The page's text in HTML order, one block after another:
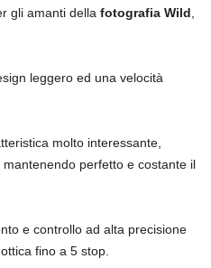
gli amanti della fotografia Wild
leggero ed una velocità
molto interessante,
perfetto e costante il
e controllo ad alta precisione
fino a 5 stop.